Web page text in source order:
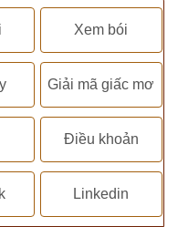
Xem bói
Giải mã giấc mơ
Điều khoản
Linkedin